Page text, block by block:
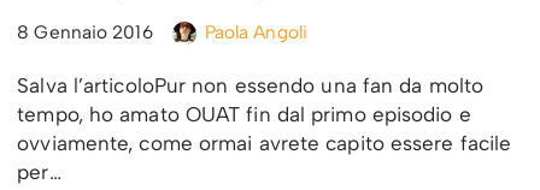
8 Gennaio 2016 Paola Angoli
Salva l’articoloPur non essendo una fan da molto
tempo, ho amato OUAT fin dal primo episodio e
ovviamente, come ormai avrete capito essere facile
per…